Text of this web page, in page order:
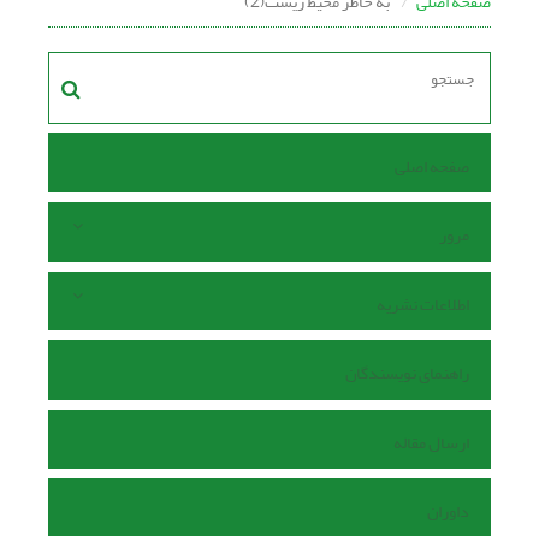
صفحه اصلی
مرور
اطلاعات نشریه
راهنمای نویسندگان
ارسال مقاله
داوران